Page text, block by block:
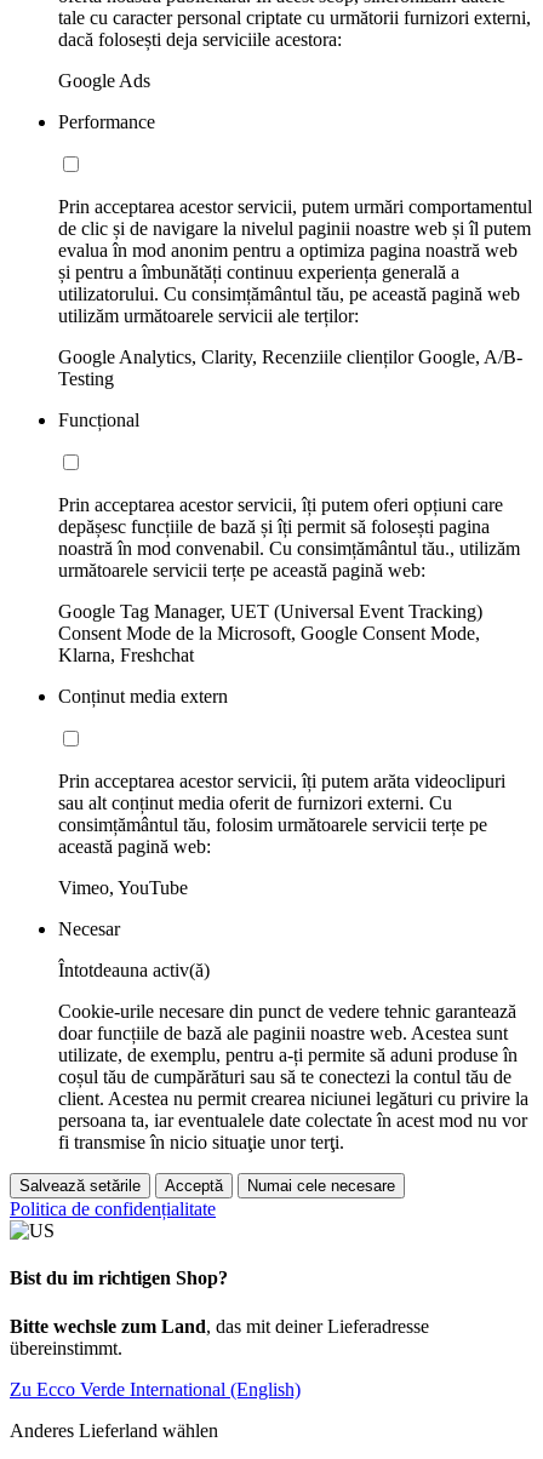
tale cu caracter personal criptate cu următorii furnizori externi,
dacă folosești deja serviciile acestora:
Google Ads
Performance
Prin acceptarea acestor servicii, putem urmări comportamentul
de clic și de navigare la nivelul paginii noastre web și îl putem
evalua în mod anonim pentru a optimiza pagina noastră web
și pentru a îmbunătăți continuu experiența generală a
utilizatorului. Cu consimțământul tău, pe această pagină web
utilizăm următoarele servicii ale terților:
Google Analytics, Clarity, Recenziile clienților Google, A/B-
Testing
Funcțional
Prin acceptarea acestor servicii, îți putem oferi opțiuni care
depășesc funcțiile de bază și îți permit să folosești pagina
noastră în mod convenabil. Cu consimțământul tău., utilizăm
următoarele servicii terțe pe această pagină web:
Google Tag Manager, UET (Universal Event Tracking)
Consent Mode de la Microsoft, Google Consent Mode,
Klarna, Freshchat
Conținut media extern
Prin acceptarea acestor servicii, îți putem arăta videoclipuri
sau alt conținut media oferit de furnizori externi. Cu
consimțământul tău, folosim următoarele servicii terțe pe
această pagină web:
Vimeo, YouTube
Necesar
Întotdeauna activ(ă)
Cookie-urile necesare din punct de vedere tehnic garantează
doar funcțiile de bază ale paginii noastre web. Acestea sunt
utilizate, de exemplu, pentru a-ți permite să aduni produse în
coșul tău de cumpărături sau să te conectezi la contul tău de
client. Acestea nu permit crearea niciunei legături cu privire la
persoana ta, iar eventualele date colectate în acest mod nu vor
fi transmise în nicio situaţie unor terţi.
Salvează setările Acceptă Numai cele necesare
Politica de confidențialitate
Bist du im richtigen Shop?
Bitte wechsle zum Land, das mit deiner Lieferadresse
übereinstimmt.
Zu Ecco Verde International (English)
Anderes Lieferland wählen